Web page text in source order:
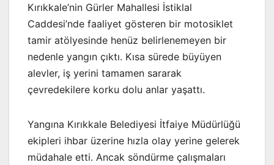
Kırıkkale’nin Gürler Mahallesi İstiklal
Caddesi’nde faaliyet gösteren bir motosiklet
tamir atölyesinde henüz belirlenemeyen bir
nedenle yangın çıktı. Kısa sürede büyüyen
alevler, iş yerini tamamen sararak
çevredekilere korku dolu anlar yaşattı.
Yangına Kırıkkale Belediyesi İtfaiye Müdürlüğü
ekipleri ihbar üzerine hızla olay yerine gelerek
müdahale etti. Ancak söndürme çalışmaları